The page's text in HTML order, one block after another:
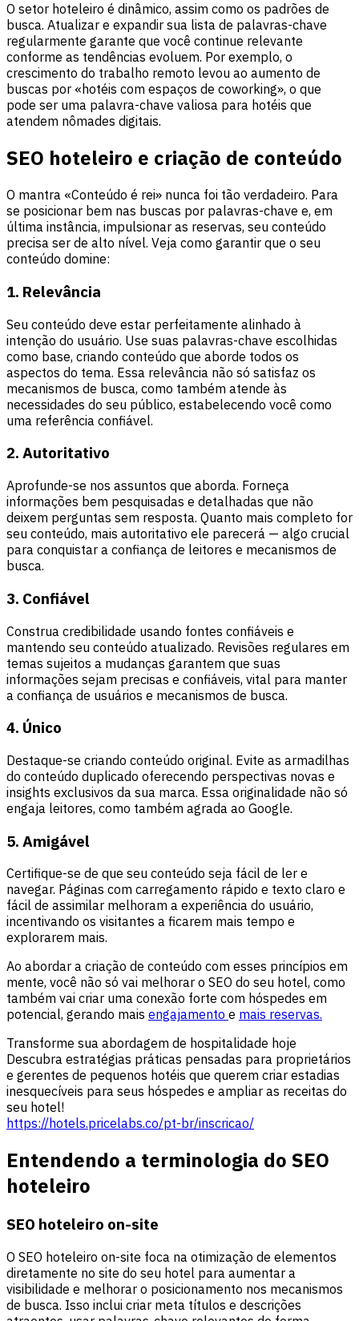
O setor hoteleiro é dinâmico, assim como os padrões de
busca. Atualizar e expandir sua lista de palavras-chave
regularmente garante que você continue relevante
conforme as tendências evoluem. Por exemplo, o
crescimento do trabalho remoto levou ao aumento de
buscas por «hotéis com espaços de coworking», o que
pode ser uma palavra-chave valiosa para hotéis que
atendem nômades digitais.
SEO hoteleiro e criação de conteúdo
O mantra «Conteúdo é rei» nunca foi tão verdadeiro. Para
se posicionar bem nas buscas por palavras-chave e, em
última instância, impulsionar as reservas, seu conteúdo
precisa ser de alto nível. Veja como garantir que o seu
conteúdo domine:
1. Relevância
Seu conteúdo deve estar perfeitamente alinhado à
intenção do usuário. Use suas palavras-chave escolhidas
como base, criando conteúdo que aborde todos os
aspectos do tema. Essa relevância não só satisfaz os
mecanismos de busca, como também atende às
necessidades do seu público, estabelecendo você como
uma referência confiável.
2. Autoritativo
Aprofunde-se nos assuntos que aborda. Forneça
informações bem pesquisadas e detalhadas que não
deixem perguntas sem resposta. Quanto mais completo for
seu conteúdo, mais autoritativo ele parecerá — algo crucial
para conquistar a confiança de leitores e mecanismos de
busca.
3. Confiável
Construa credibilidade usando fontes confiáveis e
mantendo seu conteúdo atualizado. Revisões regulares em
temas sujeitos a mudanças garantem que suas
informações sejam precisas e confiáveis, vital para manter
a confiança de usuários e mecanismos de busca.
4. Único
Destaque-se criando conteúdo original. Evite as armadilhas
do conteúdo duplicado oferecendo perspectivas novas e
insights exclusivos da sua marca. Essa originalidade não só
engaja leitores, como também agrada ao Google.
5. Amigável
Certifique-se de que seu conteúdo seja fácil de ler e
navegar. Páginas com carregamento rápido e texto claro e
fácil de assimilar melhoram a experiência do usuário,
incentivando os visitantes a ficarem mais tempo e
explorarem mais.
Ao abordar a criação de conteúdo com esses princípios em
mente, você não só vai melhorar o SEO do seu hotel, como
também vai criar uma conexão forte com hóspedes em
potencial, gerando mais engajamento e mais reservas.
Transforme sua abordagem de hospitalidade hoje
Descubra estratégias práticas pensadas para proprietários
e gerentes de pequenos hotéis que querem criar estadias
inesquecíveis para seus hóspedes e ampliar as receitas do
seu hotel!
https://hotels.pricelabs.co/pt-br/inscricao/
Entendendo a terminologia do SEO
hoteleiro
SEO hoteleiro on-site
O SEO hoteleiro on-site foca na otimização de elementos
diretamente no site do seu hotel para aumentar a
visibilidade e melhorar o posicionamento nos mecanismos
de busca. Isso inclui criar meta títulos e descrições